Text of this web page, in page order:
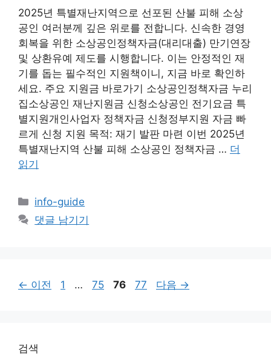
2025년 특별재난지역으로 선포된 산불 피해 소상
공인 여러분께 깊은 위로를 전합니다. 신속한 경영
회복을 위한 소상공인정책자금(대리대출) 만기연장
및 상환유예 제도를 시행합니다. 이는 안정적인 재
기를 돕는 필수적인 지원책이니, 지금 바로 확인하
세요. 주요 지원금 바로가기 소상공인정책자금 누리
집소상공인 재난지원금 신청소상공인 전기요금 특
별지원개인사업자 정책자금 신청정부지원 자금 빠
르게 신청 지원 목적: 재기 발판 마련 이번 2025년
특별재난지역 산불 피해 소상공인 정책자금 … 더
읽기
카
테
info-guide
댓글 남기기
← 이전
페
1 …
페
75
페
76
페
77 다음 →
검색